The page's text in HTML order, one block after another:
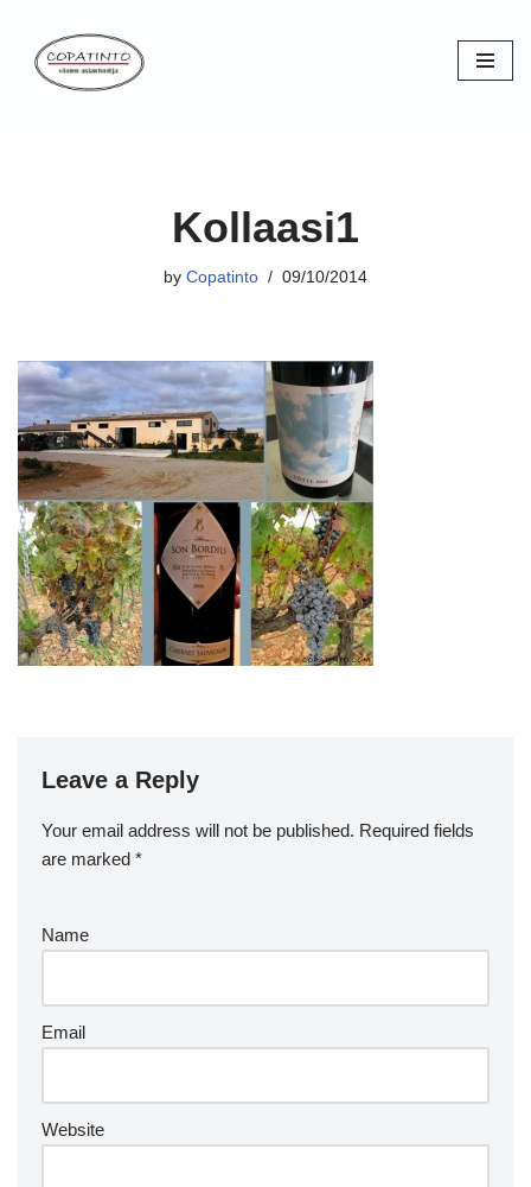
Skip
Kollaasi1
by Copatinto 09/10/2014
Leave a Reply
Your email address will not be published. Required fields
are marked *
Name
Email
Website